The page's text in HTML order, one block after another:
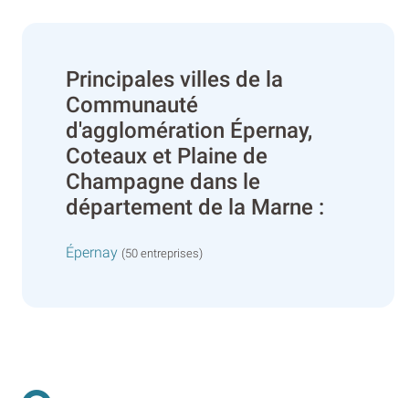
Principales villes de la
Communauté
d'agglomération Épernay,
Coteaux et Plaine de
Champagne dans le
département de la Marne :
Épernay (50 entreprises)